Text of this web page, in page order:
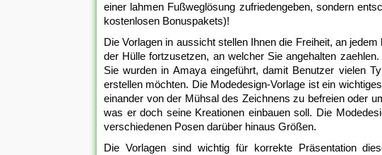
einer lahmen Fußweglösung zufriedengeben, sondern
kostenlosen Bonuspakets)!
Die Vorlagen in aussicht stellen Ihnen die Freiheit, an
der Hülle fortzusetzen, an welcher Sie angehalten
Sie wurden in Amaya eingeführt, damit Benutzer vielen
erstellen möchten. Die Modedesign-Vorlage ist ein
einander von der Mühsal des Zeichnens zu befreien oder
was er doch seine Kreationen einbauen soll. Die
verschiedenen Posen darüber hinaus Größen.
Die Vorlagen sind wichtig für korrekte Präsentation